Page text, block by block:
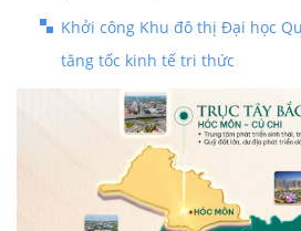
Khởi công Khu đô thị Đại học
tăng tốc kinh tế tri thức